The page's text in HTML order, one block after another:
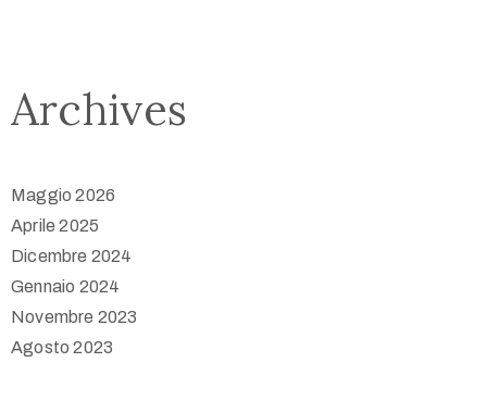
Archives
Maggio 2026
Aprile 2025
Dicembre 2024
Gennaio 2024
Novembre 2023
Agosto 2023